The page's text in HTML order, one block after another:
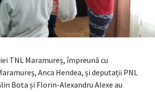
TNL Maramureș, împreună cu
Anca Hendea, și deputații PNL
Bota și Florin-Alexandru Alexe au